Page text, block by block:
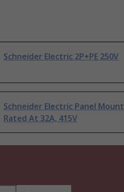
Schneider Electric 2P+PE 250V
Schneider Electric Panel Mount
Rated At 32A, 415V